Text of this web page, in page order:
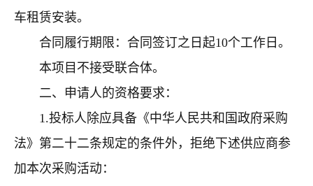
车租赁安装。
合同履行期限：合同签订之日起10个工作日。
本项目不接受联合体。
二、申请人的资格要求：
1.投标人除应具备《中华人民共和国政府采购
法》第二十二条规定的条件外，拒绝下述供应商参
加本次采购活动：